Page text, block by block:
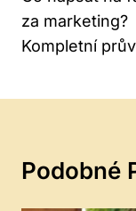
Příspěvek
za marketing?
Kompletní
Podobné